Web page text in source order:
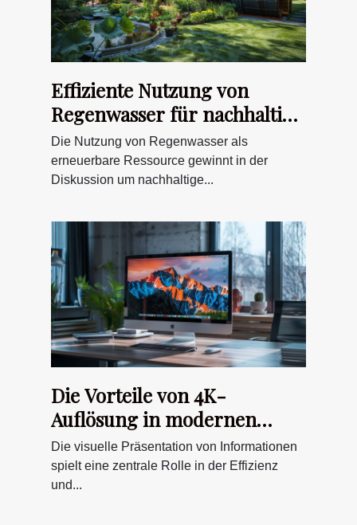
Effiziente Nutzung von
Regenwasser für nachhaltige
Energiekonzepte
Die Nutzung von Regenwasser als
erneuerbare Ressource gewinnt in der
Diskussion um nachhaltige...
Die Vorteile von 4K-
Auflösung in modernen
Büroumgebungen
Die visuelle Präsentation von Informationen
spielt eine zentrale Rolle in der Effizienz
und...